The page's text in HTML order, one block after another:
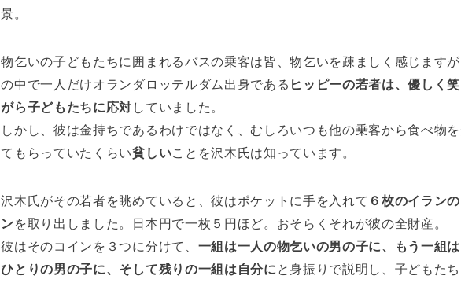
景。
物乞いの子どもたちに囲まれるバスの乗客は皆、物乞いを疎ましく感じます
の中で一人だけオランダロッテルダム出身である ヒッピーの若者は、優しく
がら子どもたちに応対 していました。
しかし、彼は金持ちであるわけではなく、むしろいつも他の乗客から食べ物
てもらっていたくらい貧しいことを沢木氏は知っています。
沢木氏がその若者を眺めていると、彼はポケットに手を入れて ６枚のイラン
ンを取り出しました。日本円で一枚５円ほど。おそらくそれが彼の全財産。
彼はそのコインを３つに分けて、 一組は一人の物乞いの男の子に、もう一組
ひとりの男の子に、そして残りの一組は自分に と身振りで説明し、子どもた